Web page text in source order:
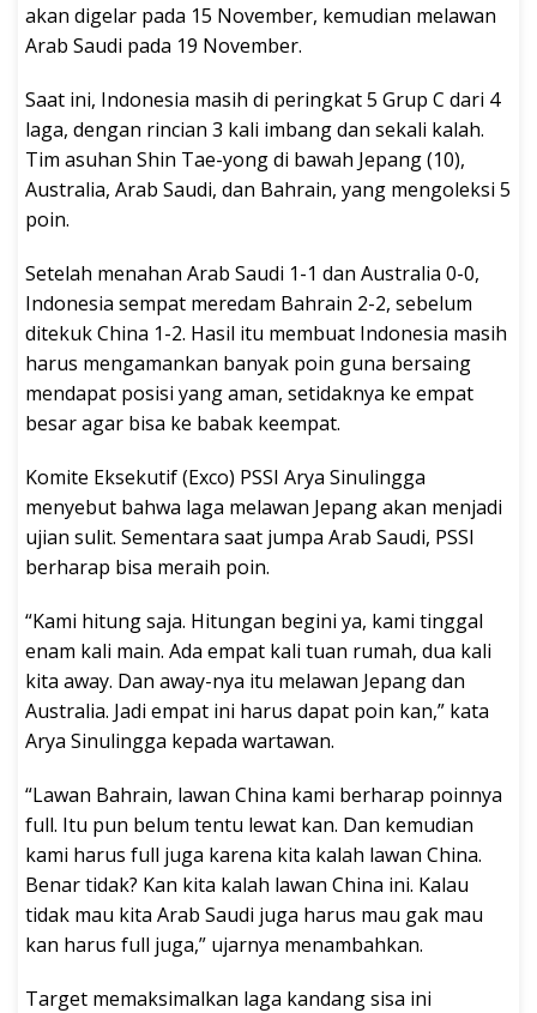
akan digelar pada 15 November, kemudian melawan
Arab Saudi pada 19 November.
Saat ini, Indonesia masih di peringkat 5 Grup C dari 4
laga, dengan rincian 3 kali imbang dan sekali kalah.
Tim asuhan Shin Tae-yong di bawah Jepang (10),
Australia, Arab Saudi, dan Bahrain, yang mengoleksi 5
poin.
Setelah menahan Arab Saudi 1-1 dan Australia 0-0,
Indonesia sempat meredam Bahrain 2-2, sebelum
ditekuk China 1-2. Hasil itu membuat Indonesia masih
harus mengamankan banyak poin guna bersaing
mendapat posisi yang aman, setidaknya ke empat
besar agar bisa ke babak keempat.
Komite Eksekutif (Exco) PSSI Arya Sinulingga
menyebut bahwa laga melawan Jepang akan menjadi
ujian sulit. Sementara saat jumpa Arab Saudi, PSSI
berharap bisa meraih poin.
“Kami hitung saja. Hitungan begini ya, kami tinggal
enam kali main. Ada empat kali tuan rumah, dua kali
kita away. Dan away-nya itu melawan Jepang dan
Australia. Jadi empat ini harus dapat poin kan,” kata
Arya Sinulingga kepada wartawan.
“Lawan Bahrain, lawan China kami berharap poinnya
full. Itu pun belum tentu lewat kan. Dan kemudian
kami harus full juga karena kita kalah lawan China.
Benar tidak? Kan kita kalah lawan China ini. Kalau
tidak mau kita Arab Saudi juga harus mau gak mau
kan harus full juga,” ujarnya menambahkan.
Target memaksimalkan laga kandang sisa ini